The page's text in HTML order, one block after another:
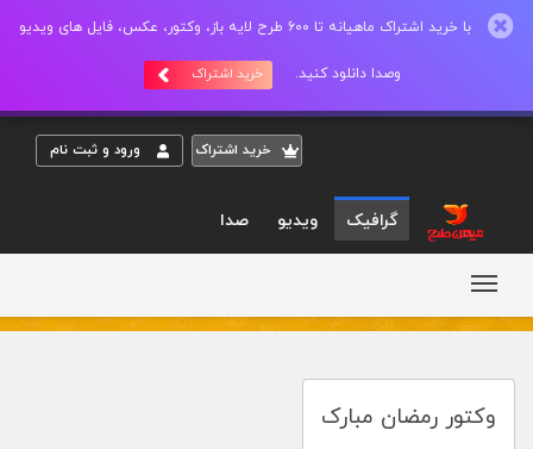
با خرید اشتراک ماهیانه تا 600 طرح لایه باز، وکتور، عکس، فایل های ویدیو
وصدا دانلود کنید. خرید اشتراک
خريد اشتراک ورود و ثبت نام
گرافیک ویدیو صدا
وکتور رمضان مبارک